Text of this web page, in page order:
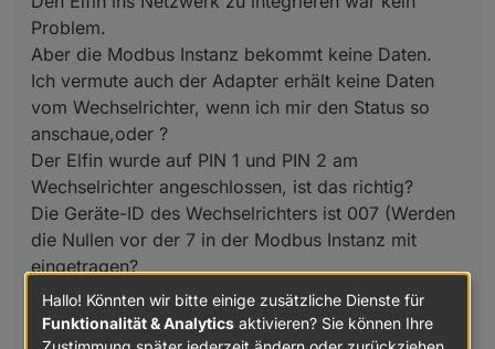
Einstellungen jeweils speichern und den Elfin neu
starten.
im ioBroker den Modbus Adapter installieren und
die Einstellungen wie folgt wählen:
Die Geräte-ID des Wechselrichters ist 007 (Werden
eingetragen?
Problem.
Aber die Modbus Instanz bekommt keine Daten.
Ich vermute auch der Adapter erhält keine Daten
vom Wechselrichter, wenn ich mir den Status so
anschaue,oder ?
Der Elfin wurde auf PIN 1 und PIN 2 am
Wechselrichter angeschlossen, ist das richtig?
Die Geräte-ID des Wechselrichters ist 007 (Werden
die Nullen vor der 7 in der Modbus Instanz mit
eingetragen?
Hallo! Könnten wir bitte einige zusätzliche Dienste für
Funktionalität & Analytics aktivieren? Sie können Ihre